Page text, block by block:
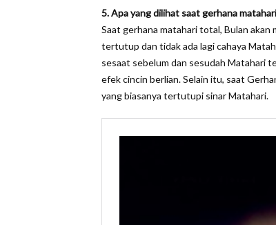
5. Apa yang dilihat saat gerhana
Saat gerhana matahari total, Bulan
tertutup dan tidak ada lagi cahaya
sesaat sebelum dan sesudah Matahari
efek cincin berlian. Selain itu, saat
yang biasanya tertutupi sinar Matahari.